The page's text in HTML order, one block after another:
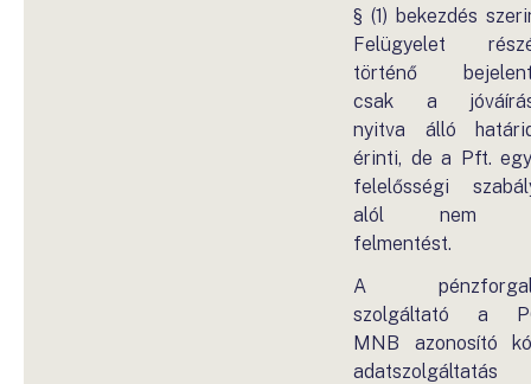
§ (1) bekezdés
Felügyelet
történő
csak a
nyitva álló
érinti, de a Pft.
felelősségi
alól nem
felmentést.
A
szolgáltató a
MNB azonosító
adatszolgáltatás